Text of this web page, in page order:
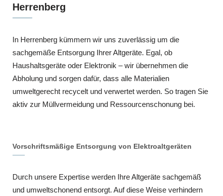
Herrenberg
In Herrenberg kümmern wir uns zuverlässig um die
sachgemäße Entsorgung Ihrer Altgeräte. Egal, ob
Haushaltsgeräte oder Elektronik – wir übernehmen die
Abholung und sorgen dafür, dass alle Materialien
umweltgerecht recycelt und verwertet werden. So tragen Sie
aktiv zur Müllvermeidung und Ressourcenschonung bei.
Vorschriftsmäßige Entsorgung von Elektroaltgeräten
Durch unsere Expertise werden Ihre Altgeräte sachgemäß
und umweltschonend entsorgt. Auf diese Weise verhindern